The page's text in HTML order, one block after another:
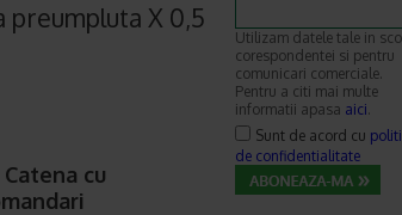
preumpluta X 0,5
cu
Utilizam datele tale in
corespondentei si pentru
comunicari comerciale.
Pentru a citi mai multe
informatii apasa aici.
Sunt de acord cu
de confidentialitate